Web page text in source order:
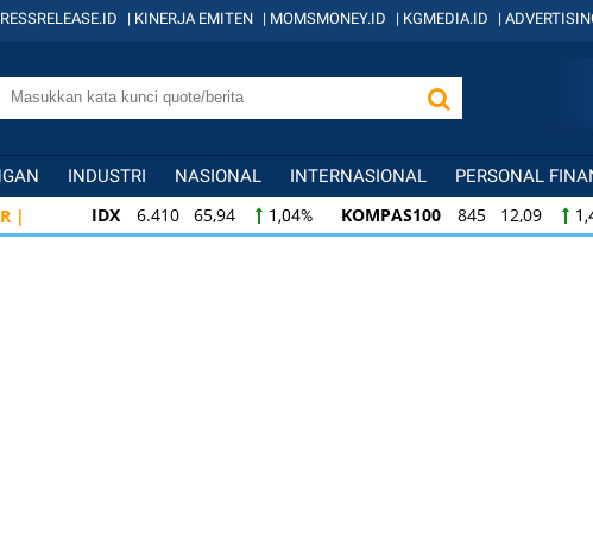
| KINERJA EMITEN | MOMSMONEY.ID | KGMEDIA.ID |
INDUSTRI NASIONAL INTERNASIONAL PERSONAL
| IDX 6.410 65,94 1,04% KOMPAS100 845 12,09
KOMPAS100
845 12,09 1,45% LQ45 640 9,44